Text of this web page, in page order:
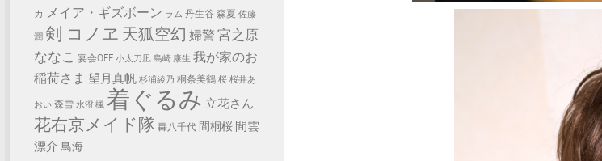
カ
メイア・ギズボーン ラム 丹生谷 森夏 佐藤
潤 剣 コノヱ 天狐空幻 婦警 宮之原
ななこ 宴会OFF 小太刀凪 島崎 康生 我が家のお
稲荷さま 望月真帆 杉浦綾乃 桐条美鶴 桜 桜井あ
おい 森雪 水澄 楓 着ぐるみ 立花さん
花右京メイド隊 轟八千代 間桐桜 間雲
漂介 鳥海